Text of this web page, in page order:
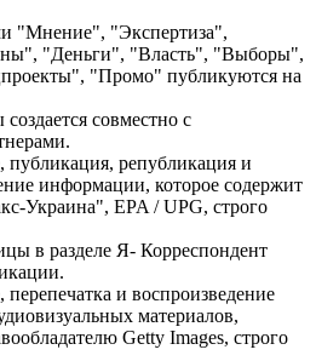
"Мнение", "Экспертиза",
"Деньги", "Власть", "Выборы",
"Промо" публикуются на
совместно с
републикация и
информации, которое содержит
Украина", EPA / UPG, строго
в разделе Я- Корреспондент
и воспроизведение
материалов,
Getty Images, строго